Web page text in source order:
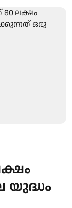
യുദ്ധം